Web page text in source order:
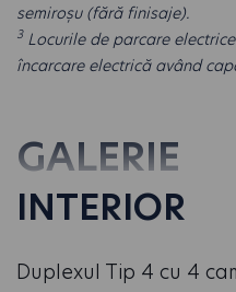
semiroșu (fără finisaje).
3Locurile de parcare
încarcare electrică având
GALERIE
INTERIOR
Duplexul Tip 4 cu 4